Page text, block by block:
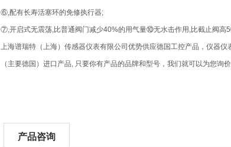
⑥,配有长寿活塞环的免修执行器;
⑦,开启式无震荡,比普通阀门减少40%的用气量⑩无水击作用,比截止阀高
上海谱瑞特（上海）传感器仪表有限公司优势供应德国工控产品，仪器
（主要德国）进口产品, 只要你有产品的品牌和型号，我们就可以为您询价
产品咨询